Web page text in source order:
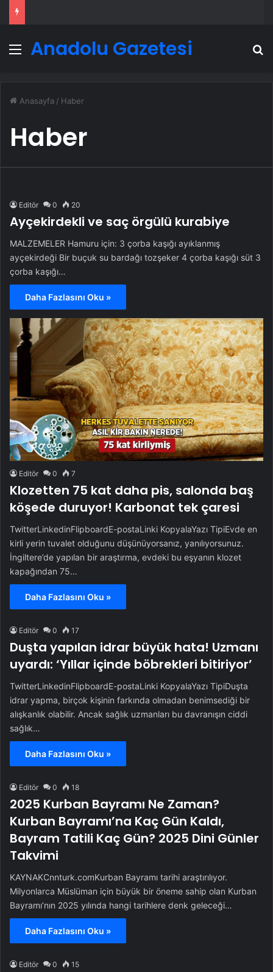
Menü
Anadolu Gazetesi
Anasayfa / Haber
Haber
Editör 0 20
Ayçekirdekli ve saç örgülü kurabiye
MALZEMELER Hamuru için: 3 çorba kaşığı ayıklanmış
ayçekirdeği Bir buçuk su bardağı tozşeker 4 çorba kaşığı süt 3
çorba kaşığı…
Daha Fazlasını Oku »
Editör 0 7
Klozetten 75 kat daha pis, salonda baş
köşede duruyor! Karbonat tek çaresi
TwitterLinkedinFlipboardE-postaLinki KopyalaYazı TipiEvde en
kirli yerin tuvalet olduğunu düşünüyorsanız, yanılıyorsunuz.
İngiltere’de yapılan bir araştırma, evdeki bu eşyanın klozet
kapağından 75…
Daha Fazlasını Oku »
Editör 0 17
Duşta yapılan idrar büyük hata! Uzmanı
uyardı: ‘Yıllar içinde böbrekleri bitiriyor’
TwitterLinkedinFlipboardE-postaLinki KopyalaYazı TipiDuşta
idrar yapma, birçok kişinin farkında olmadan benimsediği bir
alışkanlık olabilir. Ancak sağlık uzmanları bu davranışın ciddi
sağlık…
Daha Fazlasını Oku »
Editör 0 18
2025 Kurban Bayramı Ne Zaman?
Kurban Bayramı’na Kaç Gün Kaldı,
Bayram Tatili Kaç Gün? 2025 Dini Günler
Takvimi
KAYNAKCnnturk.comKurban Bayramı tarihi araştırılıyor.
Milyonlarca Müslüman için büyük bir öneme sahip olan Kurban
Bayramı’nın 2025 yılında hangi tarihlere denk geleceği…
Daha Fazlasını Oku »
Editör 0 15